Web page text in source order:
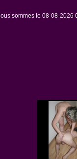
sommes le 08-08-2026